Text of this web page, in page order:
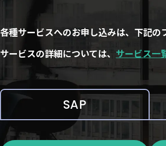
各種サービスへのお申し込みは、下記の
サービスの詳細については、 サービス一
SAP